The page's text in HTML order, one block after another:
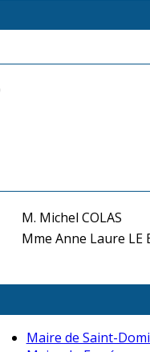
M. Michel COLAS
Mme Anne Laure LE
Maire de Saint-